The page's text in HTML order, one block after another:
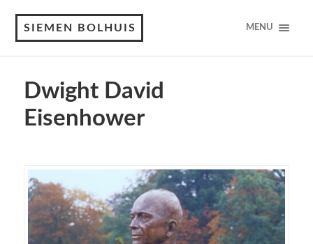
SIEMEN BOLHUIS MENU
Dwight David
Eisenhower